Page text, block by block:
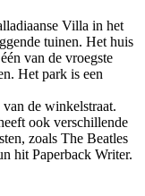
Villa in het
tuinen. Het huis
van de vroegste
Het park is een
de winkelstraat.
ook verschillende
zoals The Beatles
hit Paperback Writer.